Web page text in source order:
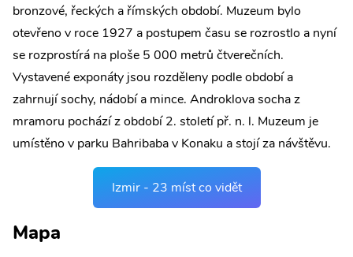
bronzové, řeckých a římských období. Muzeum bylo
otevřeno v roce 1927 a postupem času se rozrostlo a nyní
se rozprostírá na ploše 5 000 metrů čtverečních.
Vystavené exponáty jsou rozděleny podle období a
zahrnují sochy, nádobí a mince. Androklova socha z
mramoru pochází z období 2. století př. n. l. Muzeum je
umístěno v parku Bahribaba v Konaku a stojí za návštěvu.
Izmir - 23 míst co vidět
Mapa